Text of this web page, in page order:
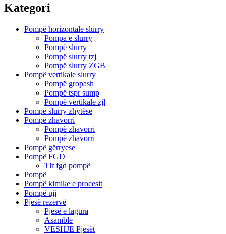
Kategori
Pompë horizontale slurry
Pompa e slurry
Pompë slurry
Pompë slurry tzj
Pompë slurry ZGB
Pompë vertikale slurry
Pompë gropash
Pompë tspr sump
Pompë vertikale zjl
Pompë slurry zhytëse
Pompë zhavorri
Pompë zhavorri
Pompë zhavorri
Pompë gërryese
Pompë FGD
Tlr fgd pompë
Pompë
Pompë kimike e procesit
Pompë uji
Pjesë rezervë
Pjesë e lagura
Asamble
VESHJE Pjesët